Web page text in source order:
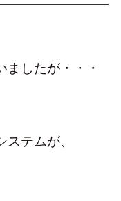
ましたが・・・
テムが、